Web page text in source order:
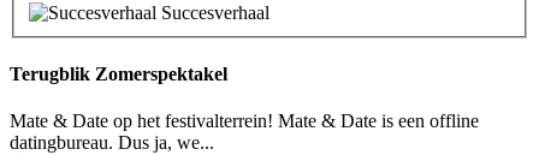
Succesverhaal
Terugblik Zomerspektakel
Mate & Date op het festivalterrein! Mate & Date is een offline
datingbureau. Dus ja, we...